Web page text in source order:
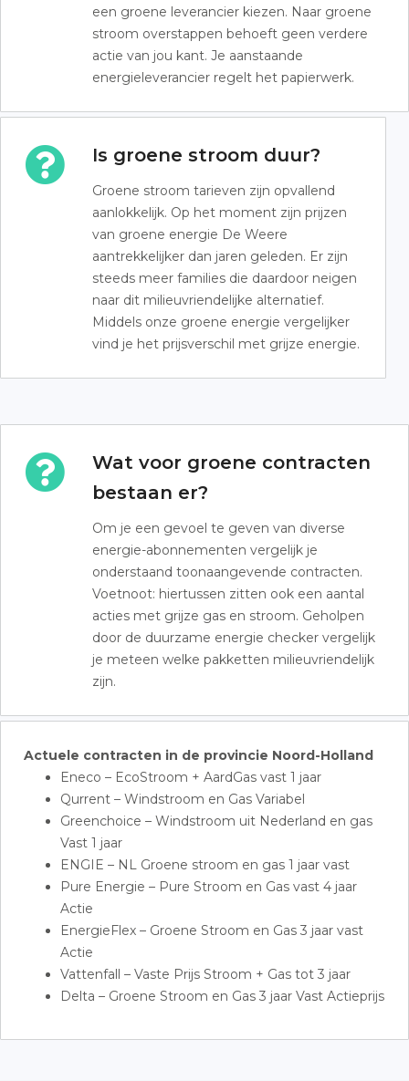
een groene leverancier kiezen. Naar groene
stroom overstappen behoeft geen verdere
actie van jou kant. Je aanstaande
energieleverancier regelt het papierwerk.
Is groene stroom duur?
Groene stroom tarieven zijn opvallend
aanlokkelijk. Op het moment zijn prijzen
van groene energie De Weere
aantrekkelijker dan jaren geleden. Er zijn
steeds meer families die daardoor neigen
naar dit milieuvriendelijke alternatief.
Middels onze groene energie vergelijker
vind je het prijsverschil met grijze energie.
Wat voor groene contracten
bestaan er?
Om je een gevoel te geven van diverse
energie-abonnementen vergelijk je
onderstaand toonaangevende contracten.
Voetnoot: hiertussen zitten ook een aantal
acties met grijze gas en stroom. Geholpen
door de duurzame energie checker vergelijk
je meteen welke pakketten milieuvriendelijk
zijn.
Actuele contracten in de provincie Noord-Holland
Eneco – EcoStroom + AardGas vast 1 jaar
Qurrent – Windstroom en Gas Variabel
Greenchoice – Windstroom uit Nederland en gas
Vast 1 jaar
ENGIE – NL Groene stroom en gas 1 jaar vast
Pure Energie – Pure Stroom en Gas vast 4 jaar
Actie
EnergieFlex – Groene Stroom en Gas 3 jaar vast
Actie
Vattenfall – Vaste Prijs Stroom + Gas tot 3 jaar
Delta – Groene Stroom en Gas 3 jaar Vast Actieprijs